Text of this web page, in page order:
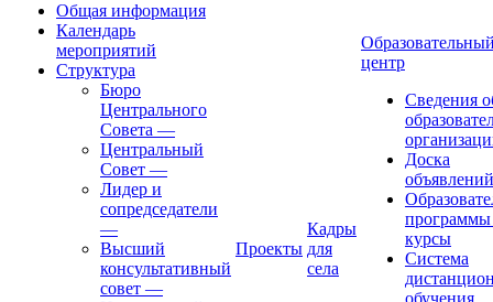
Общая информация
Календарь
мероприятий
Структура
Бюро
Центрального
Совета —
Центральный
Совет —
Лидер и
сопредседатели
—
Высший
консультативный
совет —
Проекты
Кадры
для
села
центр
Сведения
Доска
объявлений
курсы
Система
обучения